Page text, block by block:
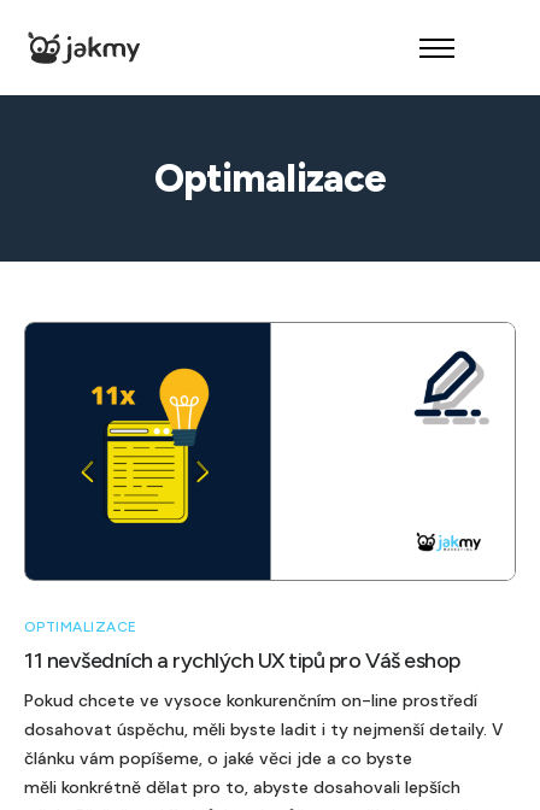
Optimalizace
OPTIMALIZACE
11 nevšedních a rychlých UX tipů pro Váš eshop
Pokud chcete ve vysoce konkurenčním on-line prostředí
dosahovat úspěchu, měli byste ladit i ty nejmenší detaily. V
článku vám popíšeme, o jaké věci jde a co byste
měli konkrétně dělat pro to, abyste dosahovali lepších